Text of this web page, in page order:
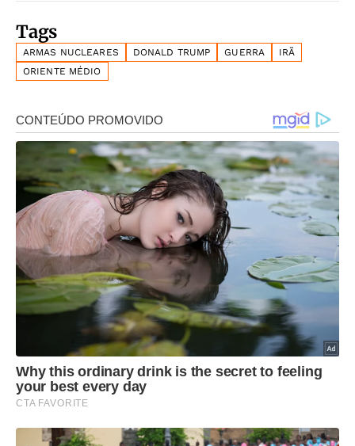
Tags
ARMAS NUCLEARES DONALD TRUMP GUERRA
IRÃ
ORIENTE MÉDIO